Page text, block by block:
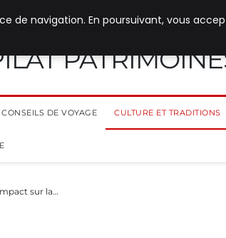
CONSEILS DE VOYAGE CULTURE ET TRADITIONS
sur la…
de navigation. En poursuivant, vous